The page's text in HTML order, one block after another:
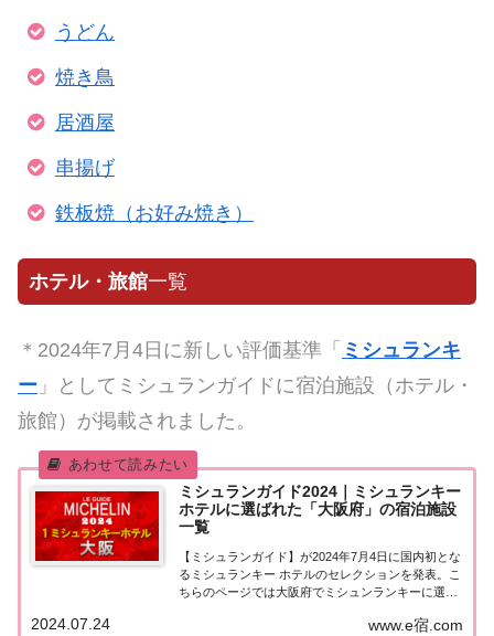
うどん
焼き鳥
居酒屋
串揚げ
鉄板焼（お好み焼き）
ホテル・旅館一覧
＊2024年7月4日に新しい評価基準「 ミシュランキ
ー 」としてミシュランガイドに宿泊施設（ホテル・
旅館）が掲載されました。
ミシュランガイド2024｜ミシュランキー
ホテルに選ばれた「大阪府」の宿泊施設
一覧
【ミシュランガイド】が2024年7月4日に国内初とな
るミシュランキー ホテルのセレクションを発表。こ
ちらのページでは大阪府でミシュンランキーに選ば
た。「ミシュランキー」に選ばれた「大阪府」の宿
www.e宿.com
2024.07.24